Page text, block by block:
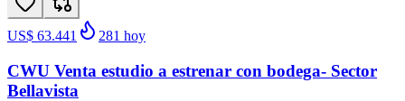
US$ 63.441 281 hoy
CWU Venta estudio a estrenar con bodega- Sector
Bellavista